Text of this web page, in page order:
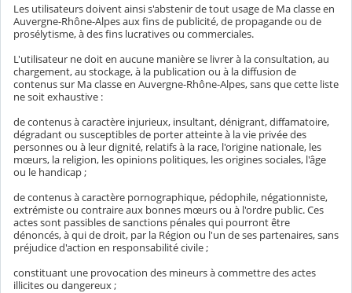
Les utilisateurs doivent ainsi s'abstenir de tout usage de Ma classe en
Auvergne-Rhône-Alpes aux fins de publicité, de propagande ou de
prosélytisme, à des fins lucratives ou commerciales.
L'utilisateur ne doit en aucune manière se livrer à la consultation, au
chargement, au stockage, à la publication ou à la diffusion de
contenus sur Ma classe en Auvergne-Rhône-Alpes, sans que cette liste
ne soit exhaustive :
de contenus à caractère injurieux, insultant, dénigrant, diffamatoire,
dégradant ou susceptibles de porter atteinte à la vie privée des
personnes ou à leur dignité, relatifs à la race, l'origine nationale, les
mœurs, la religion, les opinions politiques, les origines sociales, l'âge
ou le handicap ;
de contenus à caractère pornographique, pédophile, négationniste,
extrémiste ou contraire aux bonnes mœurs ou à l'ordre public. Ces
actes sont passibles de sanctions pénales qui pourront être
dénoncés, à qui de droit, par la Région ou l'un de ses partenaires, sans
préjudice d'action en responsabilité civile ;
constituant une provocation des mineurs à commettre des actes
illicites ou dangereux ;